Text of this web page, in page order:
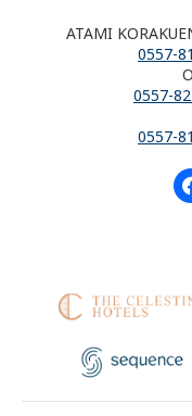
ATAMI
0557-
0557-
0557-